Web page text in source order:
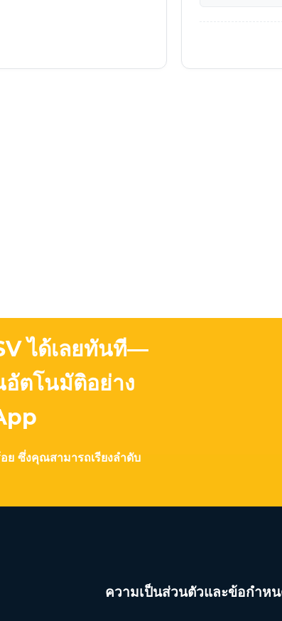
ได้เลยทันที—
อัตโนมัติอย่าง
ย ซึ่งคุณสามารถเรียงลำดับ
ความเป็นส่วนตัวและข้อกำห